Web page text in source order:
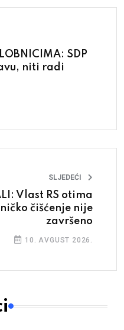
SDP
niti radi
SLJEDEĆI
Vlast RS otima
čišćenje nije
završeno
10. AVGUST 2026.